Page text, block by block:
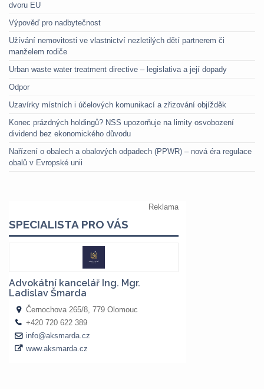
dvoru EU
Výpověď pro nadbytečnost
Užívání nemovitosti ve vlastnictví nezletilých dětí partnerem či
manželem rodiče
Urban waste water treatment directive – legislativa a její dopady
Odpor
Uzavírky místních i účelových komunikací a zřizování objížděk
Konec prázdných holdingů? NSS upozorňuje na limity osvobození
dividend bez ekonomického důvodu
Nařízení o obalech a obalových odpadech (PPWR) – nová éra regulace
obalů v Evropské unii